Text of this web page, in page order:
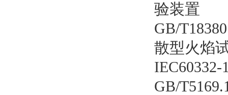
验装置
GB/
散型火焰
GB/